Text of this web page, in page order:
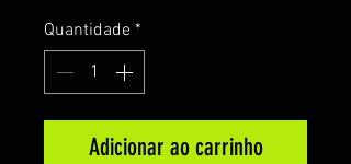
Quantidade *
Adicionar ao carrinho